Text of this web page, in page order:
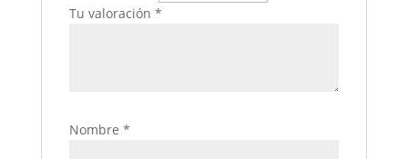
Tu valoración *
Nombre *